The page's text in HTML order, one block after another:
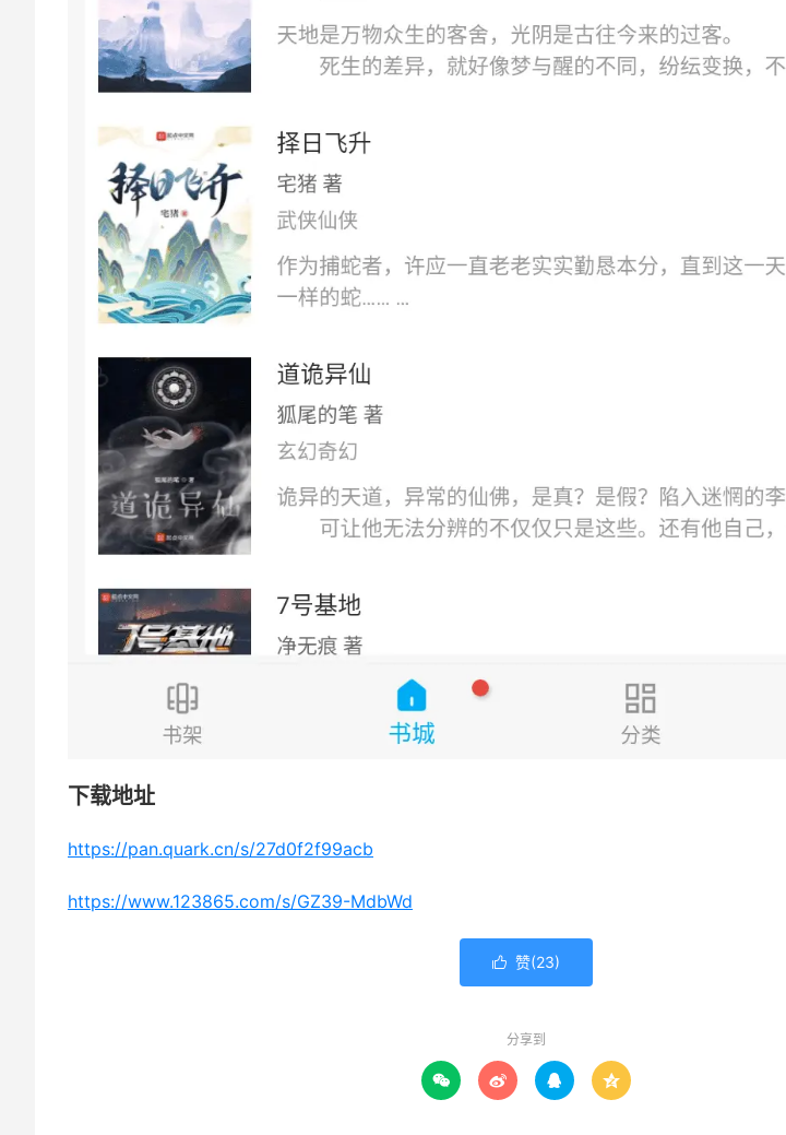
下载地址
https://pan.quark.cn/s/27d0f2f99acb
https://www.123865.com/s/GZ39-MdbWd
 赞(23)
分享到
   